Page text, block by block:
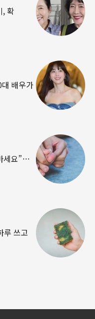
, 확
배우가
세요”…
루 쓰고